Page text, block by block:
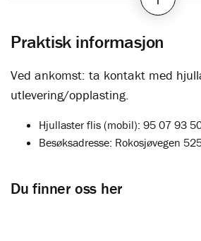
Praktisk informasjon
Ved ankomst: ta kontakt med
utlevering/opplasting.
Hjullaster flis (mobil): 95 07 93
Besøksadresse: Rokosjøvegen
Du finner oss her